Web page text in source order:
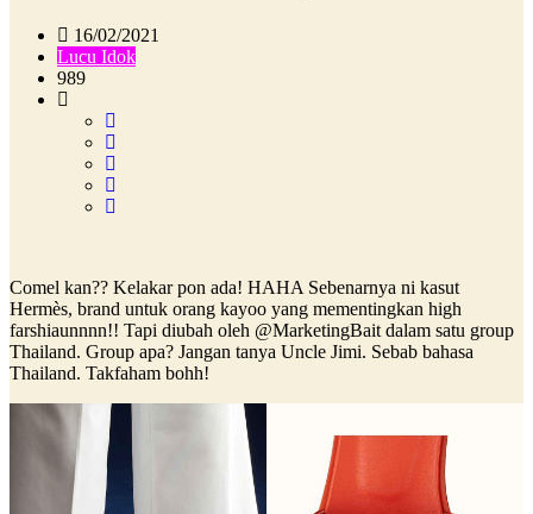
16/02/2021
Lucu Idok
989
Comel kan?? Kelakar pon ada! HAHA Sebenarnya ni kasut
Hermès, brand untuk orang kayoo yang mementingkan high
farshiaunnnn!! Tapi diubah oleh @MarketingBait dalam satu group
Thailand. Group apa? Jangan tanya Uncle Jimi. Sebab bahasa
Thailand. Takfaham bohh!